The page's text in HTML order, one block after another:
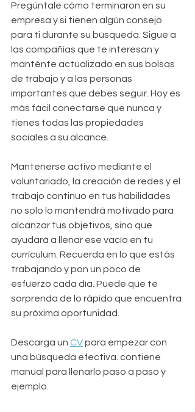
Pregúntale cómo terminaron en su
empresa y si tienen algún consejo
para ti durante su búsqueda. Sigue a
las compañías que te interesan y
manténte actualizado en sus bolsas
de trabajo y a las personas
importantes que debes seguir. Hoy es
más fácil conectarse que nunca y
tienes todas las propiedades
sociales a su alcance.
Mantenerse activo mediante el
voluntariado, la creación de redes y el
trabajo continuo en tus habilidades
no solo lo mantendrá motivado para
alcanzar tus objetivos, sino que
ayudará a llenar ese vacío en tu
currículum. Recuerda en lo que estás
trabajando y pon un poco de
esfuerzo cada día. Puede que te
sorprenda de lo rápido que encuentra
su próxima oportunidad.
Descarga un CV para empezar con
una búsqueda efectiva. contiene
manual para llenarlo paso a paso y
ejemplo.